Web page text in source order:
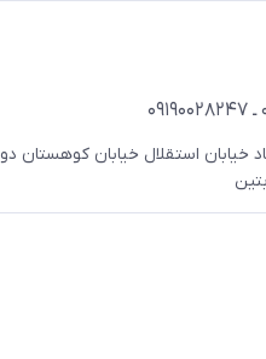
خیابان استقلال خیابان کوهستان